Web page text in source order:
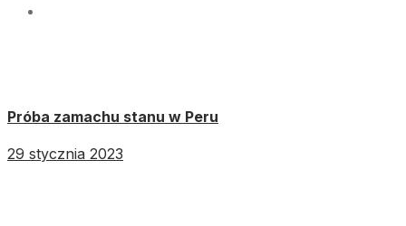
Próba zamachu stanu w Peru
29 stycznia 2023